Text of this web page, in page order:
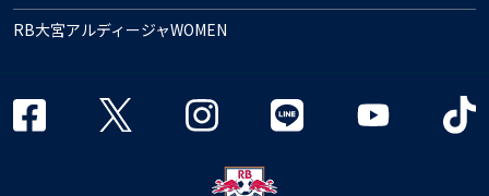
RB大宮アルディージャWOMEN